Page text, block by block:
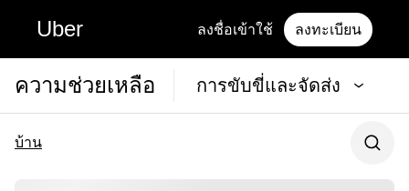
Uber ลงชื่อเข้าใช้ ลงทะเบียน
ความช่วยเหลือ การขับขี่และจัดส่ง
บ้าน